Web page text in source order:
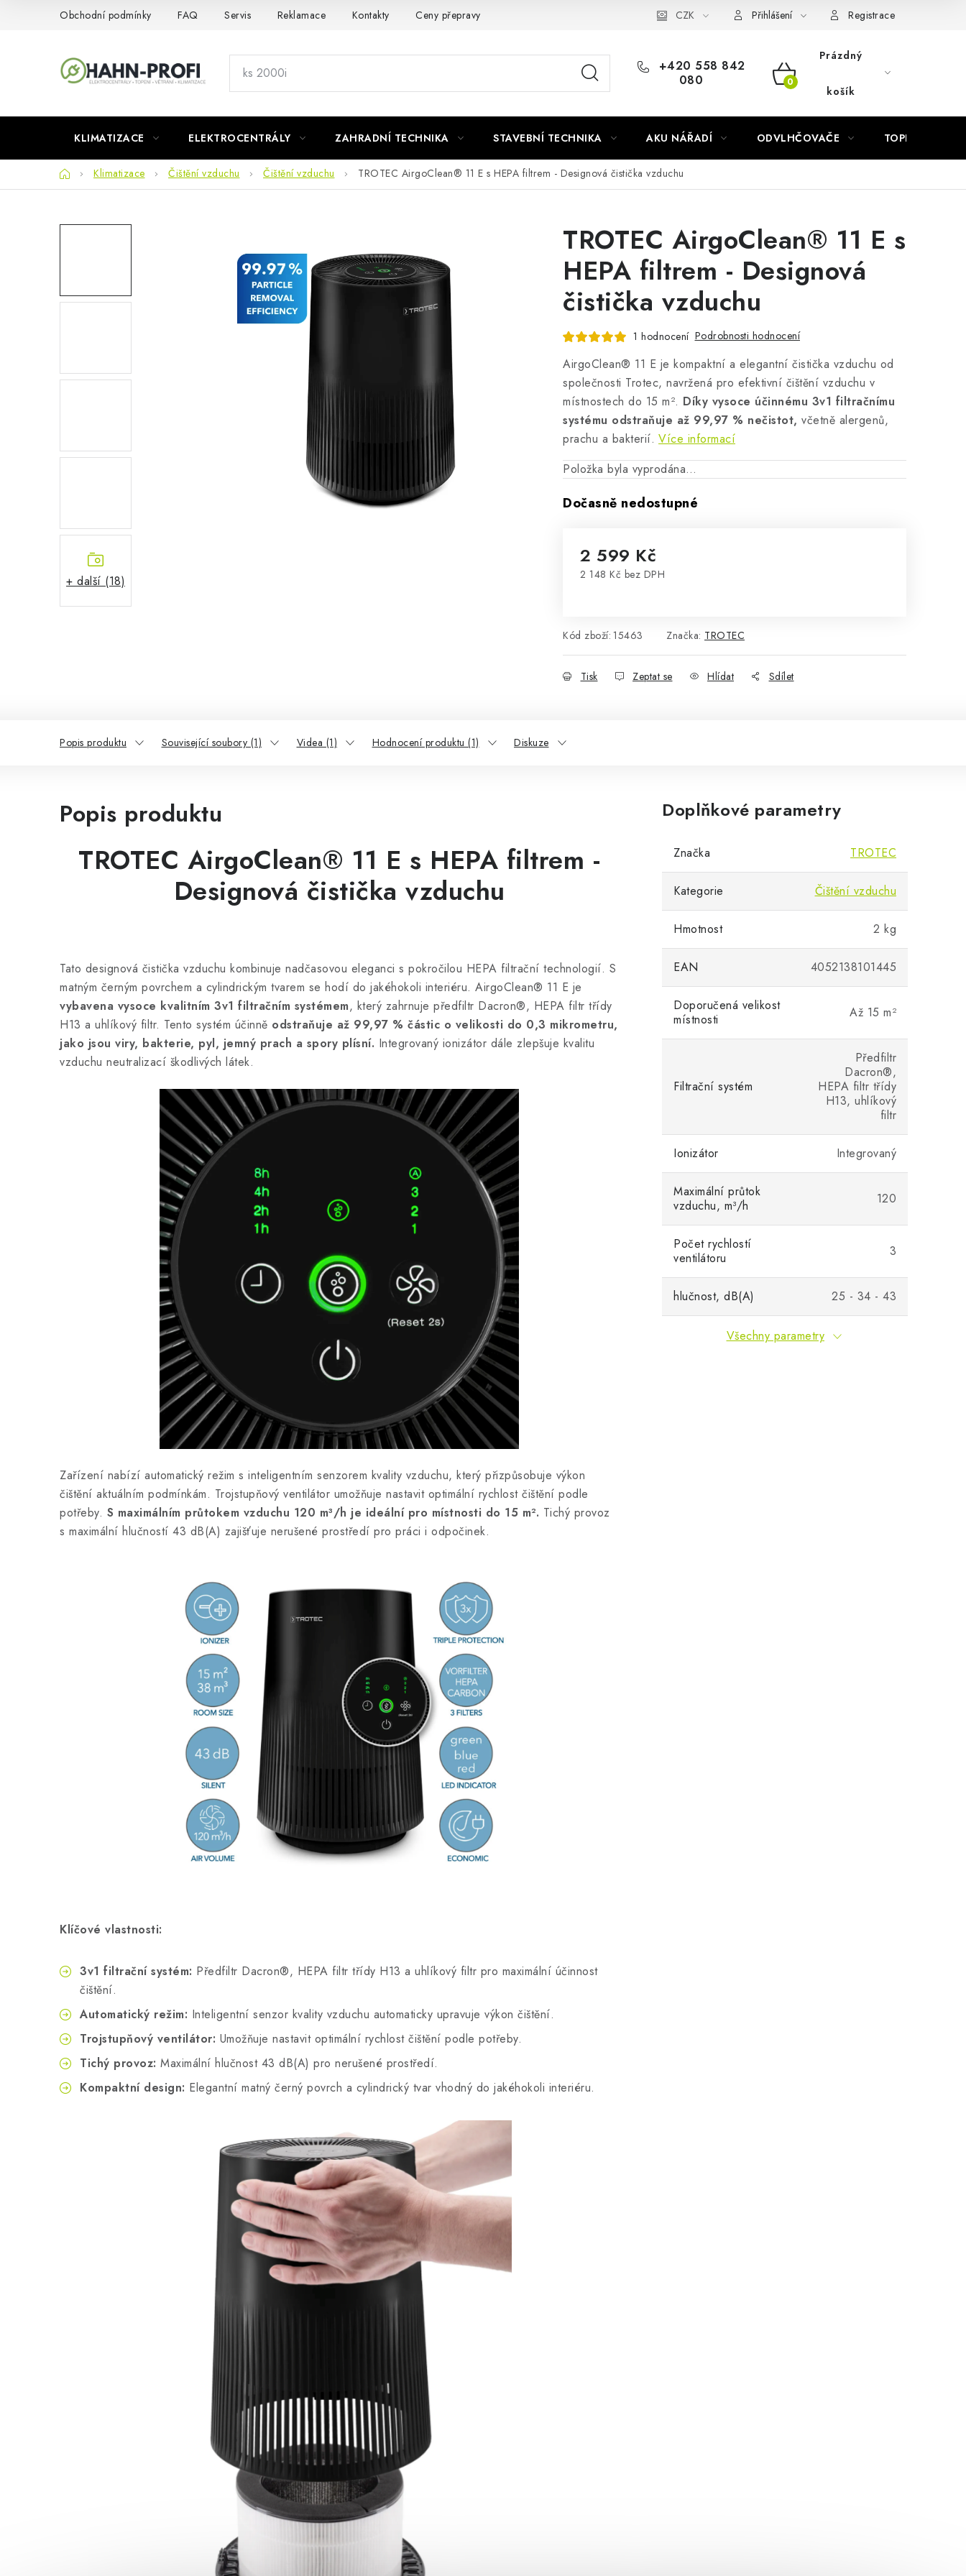
Obchodní podmínky FAQ Servis Reklamace Kontakty Ceny přepravy Náhradní díly Könner & Söhnen Reklamační řád
CZK Přihlášení Registrace
+420 558 842
080
NÁKUPNÍ
Prázdný
košík
KLIMATIZACE ELEKTROCENTRÁLY ZAHRADNÍ TECHNIKA STAVEBNÍ TECHNIKA AKU NÁŘADÍ ODVLHČOVAČE TOPIDLA
DomůKlimatizace Čištění vzduchu Čištění vzduchu TROTEC AirgoClean® 11 E s HEPA filtrem - Designová čistička vzduchu
+ další (18)
TROTEC AirgoClean® 11 E s
HEPA filtrem - Designová
čistička vzduchu
1 hodnocení Podrobnosti hodnocení
AirgoClean® 11 E je kompaktní a elegantní čistička vzduchu od
společnosti Trotec, navržená pro efektivní čištění vzduchu v
místnostech do 15 m². Díky vysoce účinnému 3v1 filtračnímu
systému odstraňuje až 99,97 % nečistot, včetně alergenů,
prachu a bakterií. Více informací
Položka byla vyprodána…
Dočasně nedostupné
2 599 Kč
2 148 Kč bez DPH
Kód zboží: 15463 Značka: TROTEC
Tisk Zeptat se Hlídat Sdílet
Popis produktu Související soubory (1) Videa (1) Hodnocení produktu (1) Diskuze
Popis produktu
TROTEC AirgoClean® 11 E s HEPA filtrem -
Designová čistička vzduchu
Tato designová čistička vzduchu kombinuje nadčasovou eleganci s pokročilou HEPA filtrační technologií. S
matným černým povrchem a cylindrickým tvarem se hodí do jakéhokoli interiéru. AirgoClean® 11 E je
vybavena vysoce kvalitním 3v1 filtračním systémem, který zahrnuje předfiltr Dacron®, HEPA filtr třídy
H13 a uhlíkový filtr. Tento systém účinně odstraňuje až 99,97 % částic o velikosti do 0,3 mikrometru,
jako jsou viry, bakterie, pyl, jemný prach a spory plísní. Integrovaný ionizátor dále zlepšuje kvalitu
vzduchu neutralizací škodlivých látek.
Zařízení nabízí automatický režim s inteligentním senzorem kvality vzduchu, který přizpůsobuje výkon
čištění aktuálním podmínkám. Trojstupňový ventilátor umožňuje nastavit optimální rychlost čištění podle
potřeby. S maximálním průtokem vzduchu 120 m³/h je ideální pro místnosti do 15 m². Tichý provoz
s maximální hlučností 43 dB(A) zajišťuje nerušené prostředí pro práci i odpočinek.
Klíčové vlastnosti:
3v1 filtrační systém: Předfiltr Dacron®, HEPA filtr třídy H13 a uhlíkový filtr pro maximální účinnost
čištění.
Automatický režim: Inteligentní senzor kvality vzduchu automaticky upravuje výkon čištění.
Trojstupňový ventilátor: Umožňuje nastavit optimální rychlost čištění podle potřeby.
Tichý provoz: Maximální hlučnost 43 dB(A) pro nerušené prostředí.
Kompaktní design: Elegantní matný černý povrch a cylindrický tvar vhodný do jakéhokoli interiéru.
Doplňkové parametry
Značka TROTEC
Kategorie Čištění vzduchu
Hmotnost 2 kg
EAN 4052138101445
Doporučená velikost
místnosti
Až 15 m²
Filtrační systém
Předfiltr
Dacron®,
HEPA filtr třídy
H13, uhlíkový
filtr
Ionizátor Integrovaný
Maximální průtok
vzduchu, m³/h
120
Počet rychlostí
ventilátoru
3
hlučnost, dB(A) 25 - 34 - 43
Všechny parametry